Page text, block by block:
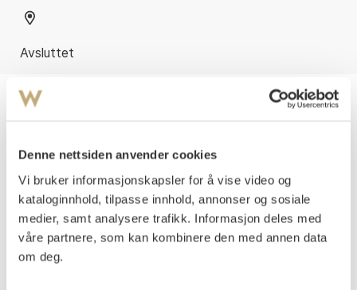
Denne nettsiden anvender cookies
Vi bruker informasjonskapsler for å vise video og
kataloginnhold, tilpasse innhold, annonser og sosiale
medier, samt analysere trafikk. Informasjon deles med
våre partnere, som kan kombinere den med annen data
om deg.
Avsluttet